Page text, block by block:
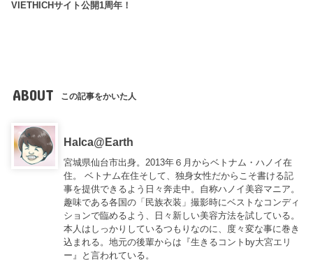
VIETHICHサイト公開1周年！
ABOUT この記事をかいた人
Halca@Earth
宮城県仙台市出身。2013年６月からベトナム・ハノイ在
住。 ベトナム在住そして、独身女性だからこそ書ける記
事を提供できるよう日々奔走中。自称ハノイ美容マニア。
趣味である各国の「民族衣装」撮影時にベストなコンディ
ションで臨めるよう、日々新しい美容方法を試している。
本人はしっかりしているつもりなのに、度々変な事に巻き
込まれる。地元の後輩からは『生きるコントby大宮エリ
ー 』と言われている。